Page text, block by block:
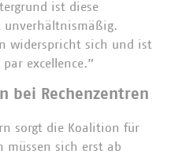
ist diese
unverhältnismäßig.
widerspricht sich und ist
excellence.”
bei Rechenzentren
sorgt die Koalition für
müssen sich erst ab